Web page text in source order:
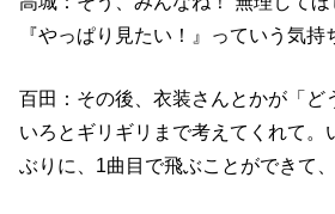
『やっぱり見たい！』っていう気持
百田：その後、衣装さんとかが「
いろとギリギリまで考えてくれて
ぶりに、1曲目で飛ぶことができて